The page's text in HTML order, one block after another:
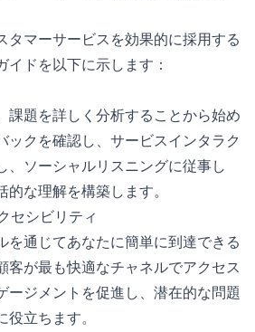
タマーサービスを効果的に採用する
ドを以下に示します：
課題を詳しく分析することから始め
ックを確認し、サービスインタラク
、ソーシャルリスニングに従事し
な理解を構築します。
セシビリティ
を通じてあなたに簡単に到達できる
客が最も快適なチャネルでアクセス
ージメントを促進し、潜在的な問題
立ちます。